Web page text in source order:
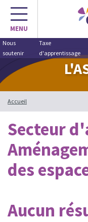
Aller
contenu
MENU
Nous
soutenir
Taxe
d'apprentissage
Accueil
Secteur
des
Aucun